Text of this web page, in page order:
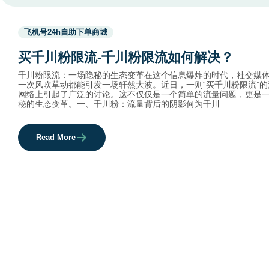
Used
before
category
names.
飞机号24h自助下单商城
买千川粉限流-千川粉限流如何解决？
千川粉限流：一场隐秘的生态变革在这个信息爆炸的时代，社交媒
一次风吹草动都能引发一场轩然大波。近日，一则“买千川粉限流”
网络上引起了广泛的讨论。这不仅仅是一个简单的流量问题，更是
秘的生态变革。一、千川粉：流量背后的阴影何为千川
Read More